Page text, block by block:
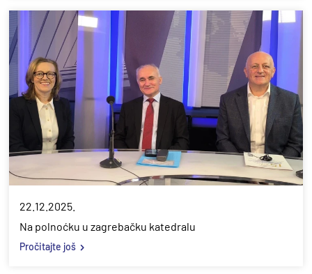
22.12.2025.
Na polnoćku u zagrebačku katedralu
Pročitajte još